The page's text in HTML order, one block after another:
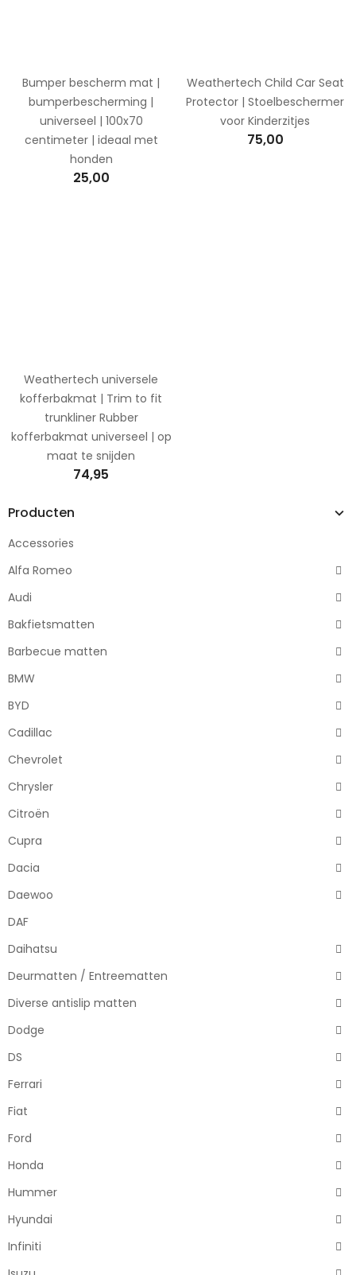
Producten
Accessories
Alfa Romeo
Audi
Bakfietsmatten
Barbecue matten
BMW
BYD
Cadillac
Chevrolet
Chrysler
Citroën
Cupra
Dacia
Daewoo
DAF
Daihatsu
Deurmatten / Entreematten
Diverse antislip matten
Dodge
DS
Ferrari
Fiat
Ford
Honda
Hummer
Hyundai
Infiniti
Bumper bescherm mat |
bumperbescherming |
universeel | 100x70
centimeter | ideaal met
honden
25,00
Weathertech Child Car Seat
Protector | Stoelbeschermer
voor Kinderzitjes
75,00
Weathertech universele
kofferbakmat | Trim to fit
trunkliner Rubber
kofferbakmat universeel | op
maat te snijden
74,95